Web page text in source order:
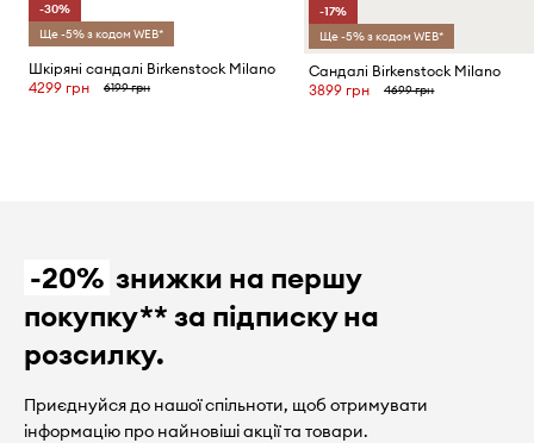
-30%
Ще -5% з кодом WEB*
Шкіряні сандалі Birkenstock Milano
4299 грн
6199 грн
-17%
Ще -5% з кодом WEB*
Сандалі Birkenstock Milano
3899 грн
4699 грн
-20% знижки на першу
покупку** за підписку на
розсилку.
Приєднуйся до нашої спільноти, щоб отримувати
інформацію про найновіші акції та товари.